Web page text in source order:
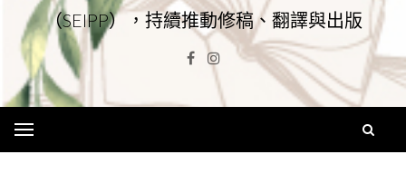
（SEIPP），持續推動修稿、翻譯與出版
Facebook
Instagram